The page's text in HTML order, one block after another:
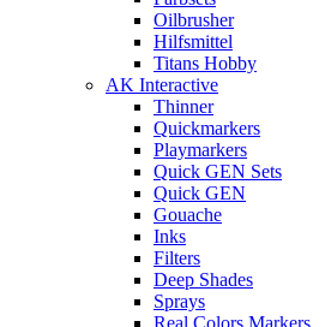
Oilbrusher
Hilfsmittel
Titans Hobby
AK Interactive
Thinner
Quickmarkers
Playmarkers
Quick GEN Sets
Quick GEN
Gouache
Inks
Filters
Deep Shades
Sprays
Real Colors Markers